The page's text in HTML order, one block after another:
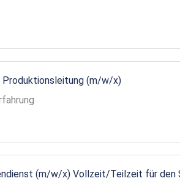
Produktionsleitung (m/w/x)
(m/w/x) Vollzeit/Teilzeit für den